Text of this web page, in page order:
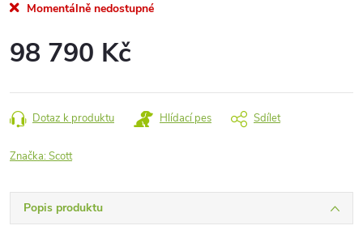
Momentálně nedostupné
98 790 Kč
cena:
Dotaz k produktu Hlídací pes Sdílet
Značka:Scott
Popis produktu